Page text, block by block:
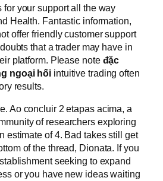
for your support all the way
Health. Fantastic information,
offer friendly customer support
that a trader may have in
platform. Please note đặc
ngoại hối intuitive trading often
results.
Ao concluir 2 etapas acima, a
of researchers exploring
estimate of 4. Bad takes still get
of the thread, Dionata. If you
seeking to expand
or you have new ideas waiting